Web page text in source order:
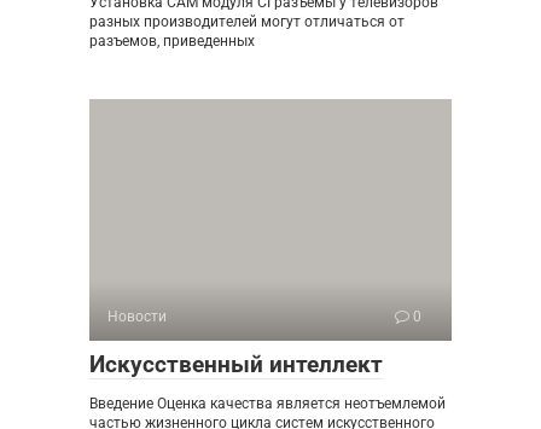
разных производителей могут отличаться от
разъемов, приведенных
Новости 0
Искусственный интеллект
Введение Оценка качества является неотъемлемой
частью жизненного цикла систем искусственного